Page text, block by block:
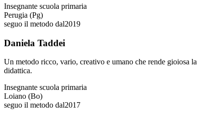
Insegnante scuola primaria
Perugia (Pg)
seguo il metodo dal2019
Daniela Taddei
Un metodo ricco, vario, creativo e umano che rende gioiosa la
didattica.
Insegnante scuola primaria
Loiano (Bo)
seguo il metodo dal2017